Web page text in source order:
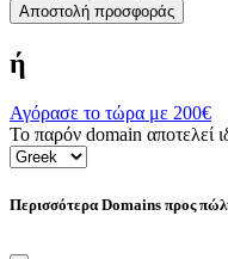
Αποστολή προσφοράς
ή
Αγόρασε το τώρα με 200€
Το παρόν domain αποτελεί
Περισσότερα Domains προς